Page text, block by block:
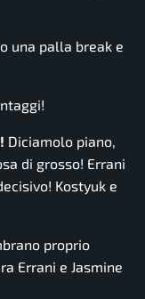
una palla break e
Diciamolo piano,
di grosso! Errani
Kostyuk e
proprio
Errani e Jasmine